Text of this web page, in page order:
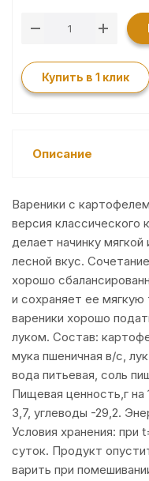
Купить в 1 клик
Описание
Вареники с
версия
делает начинку
лесной вкус.
хорошо
и сохраняет ее мягкую
вареники хорошо
луком. Состав:
мука пшеничная в/с,
вода питьевая, соль
Пищевая ценность,г
3,7, углеводы -29,2.
Условия хранения: при
суток. Продукт
варить при